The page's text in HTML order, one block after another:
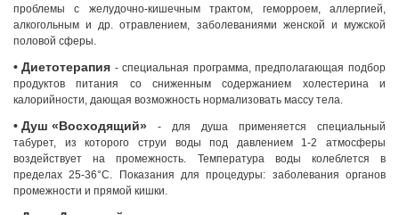
проблемы с желудочно-кишечным трактом, геморроем, аллергией,
алкогольным и др. отравлением, заболеваниями женской и мужской
половой сферы.
• Диетотерапия - специальная программа, предполагающая подбор
продуктов питания со сниженным содержанием холестерина и
калорийности, дающая возможность нормализовать массу тела.
• Душ «Восходящий» - для душа применяется специальный
табурет, из которого струи воды под давлением 1-2 атмосферы
воздействует на промежность. Температура воды колеблется в
пределах 25-36°С. Показания для процедуры: заболевания органов
промежности и прямой кишки.